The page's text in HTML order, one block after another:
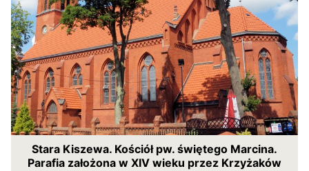
Stara Kiszewa. Kościół pw. świętego Marcina.
Parafia założona w XIV wieku przez Krzyżaków